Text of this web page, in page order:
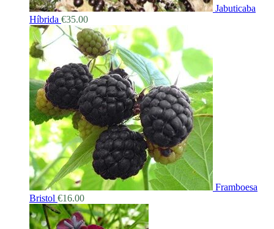
Jabuticaba
Híbrida €35.00
Framboesa
Bristol €16.00